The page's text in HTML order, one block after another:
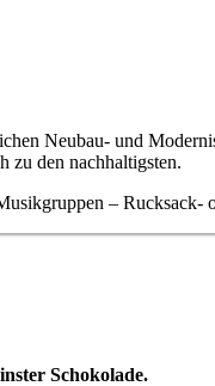
Neubau- und
zu den nachhaltigsten.
– Rucksack-
Schokolade.